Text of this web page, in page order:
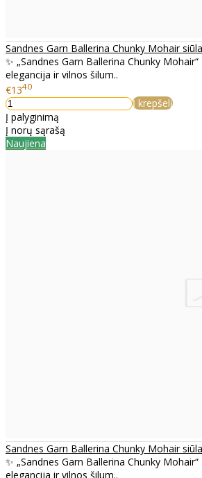
Sandnes Garn Ballerina Chunky Mohair
✨ „Sandnes Garn Ballerina Chunky
elegancija ir vilnos šilum..
€1340
Į krepšelį
Į palyginimą
Į norų sąrašą
Naujiena
Sandnes Garn Ballerina Chunky Mohair
✨ „Sandnes Garn Ballerina Chunky
elegancija ir vilnos šilum..